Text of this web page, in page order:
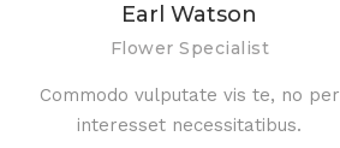
Earl Watson
Flower Specialist
Commodo vulputate vis te, no per
interesset necessitatibus.